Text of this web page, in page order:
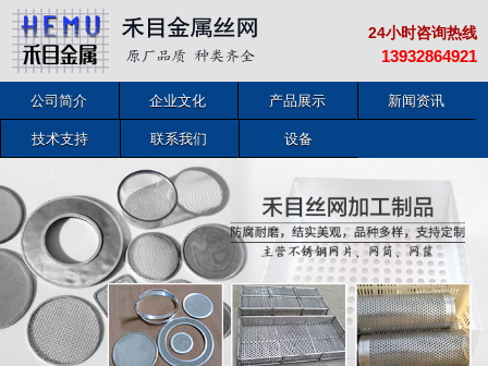
24小时咨询热线
13932864921
公司简介 企业文化 产品展示 新闻资讯
技术支持 联系我们 设备